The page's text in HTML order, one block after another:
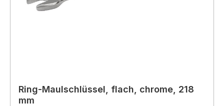
Ring-Maulschlüssel, flach, chrome, 218
mm